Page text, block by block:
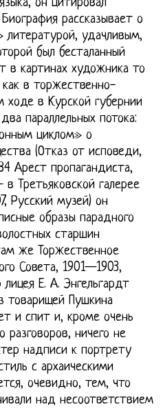
он цитировал
рассказывает о
литературой, удачливым,
был бесталанный
в картинах художника то
как в торжественно-
ходе в Курской губернии
параллельных потока:
циклом» о
(Отказ от исповеди,
Арест пропагандиста,
Третьяковской галерее
Русский музей) он
образы парадного
старшин
же Торжественное
Совета, 1901—1903,
Е. А. Энгельгардт
товарищей Пушкина
и спит и, кроме очень
разговоров, ничего не
надписи к портрету
с архаическими
очевидно, тем, что
над несоответствием